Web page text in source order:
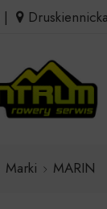
|
Marki MARIN